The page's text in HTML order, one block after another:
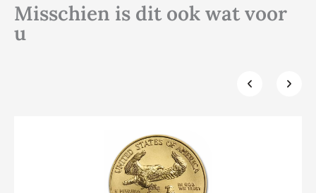
Misschien is dit ook wat voor
u
Klik hier